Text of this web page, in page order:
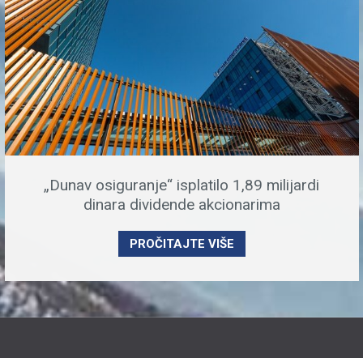
„Dunav osiguranje“ isplatilo 1,89 milijardi
dinara dividende akcionarima
PROČITAJTE VIŠE